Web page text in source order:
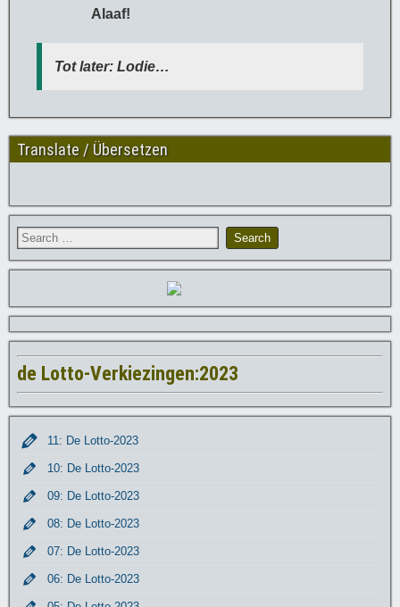
Alaaf!
Tot later: Lodie…
Translate / Übersetzen
de Lotto-Verkiezingen:2023
11: De Lotto-2023
10: De Lotto-2023
09: De Lotto-2023
08: De Lotto-2023
07: De Lotto-2023
06: De Lotto-2023